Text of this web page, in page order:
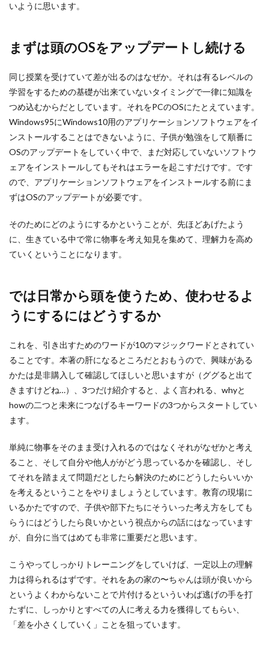
いように思います。
まずは頭のOSをアップデートし続ける
同じ授業を受けていて差が出るのはなぜか。それは有るレベルの
学習をするための基礎が出来ていないタイミングで一律に知識を
つめ込むからだとしています。それをPCのOSにたとえています。
Windows95にWindows10用のアプリケーションソフトウェアをイ
ンストールすることはできないように、子供が勉強をして順番に
OSのアップデートをしていく中で、まだ対応していないソフトウ
ェアをインストールしてもそれはエラーを起こすだけです。です
ので、アプリケーションソフトウェアをインストールする前にま
ずはOSのアップデートが必要です。
そのためにどのようにするかということが、先ほどあげたよう
に、生きている中で常に物事を考え知見を集めて、理解力を高め
ていくということになります。
では日常から頭を使うため、使わせるよ
うにするにはどうするか
これを、引き出すためのワードが10のマジックワードとされてい
ることです。本著の肝になるところだとおもうので、興味がある
かたは是非購入して確認してほしいと思いますが（ググると出て
きますけどね…）、3つだけ紹介すると、よく言われる、whyと
howの二つと未来につなげるキーワードの3つからスタートしてい
ます。
単純に物事をそのまま受け入れるのではなくそれがなぜかと考え
ること、そして自分や他人ががどう思っているかを確認し、そし
てそれを踏まえて問題だとしたら解決のためにどうしたらいいか
を考えるということをやりましょうとしています。教育の現場に
いるかたですので、子供や部下たちにそういった考え方をしても
らうにはどうしたら良いかという視点からの話にはなっています
が、自分に当てはめても非常に重要だと思います。
こうやってしっかりトレーニングをしていけば、一定以上の理解
力は得られるはずです。それをあの家の〜ちゃんは頭が良いから
というよくわからないことで片付けるといういわば逃げの手を打
たずに、しっかりとすべての人に考える力を獲得してもらい、
「差を小さくしていく」ことを狙っています。